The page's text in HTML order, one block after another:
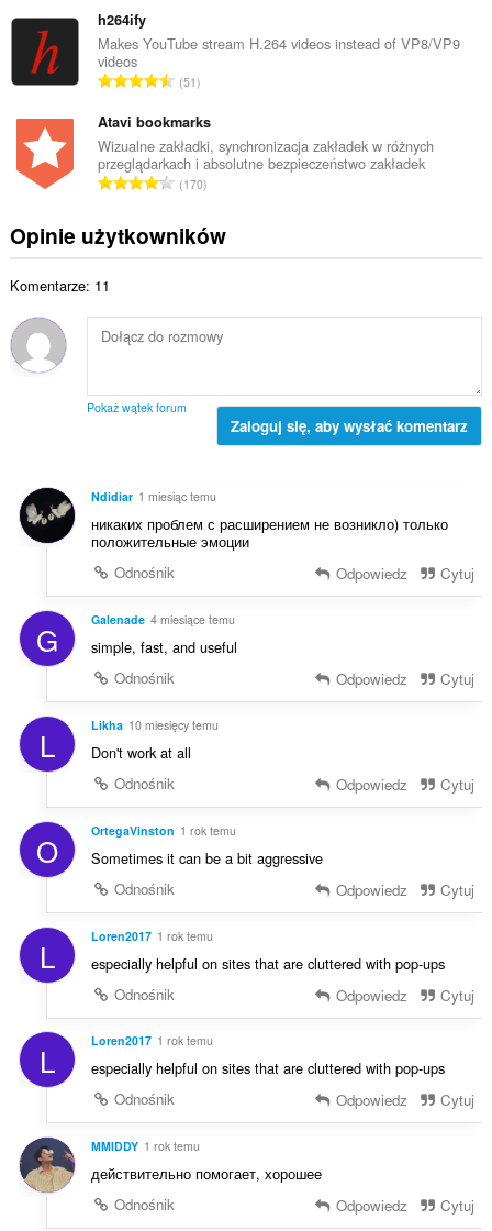
z
a
c
e
n
:
a
l
c
z
b
a
c
e
k
w
t
a
l
z
b
c
:
h264ify
Makes YouTube stream H.264 videos instead of VP8/VP9
videos
C
ł
k
o
w
t
a
c
z
o
:
51
Atavi bookmarks
Wizualne zakładki, synchronizacja zakładek w różnych
przeglądarkach i absolutne bezpieczeństwo zakładek
C
ł
k
i
t
i
a
o
c
e
n
:
170
Opinie użytkowników
Komentarze: 11
Pokaż wątek forum
Zaloguj się, aby wysłać komentarz
Ndidiar 1 miesiąc temu
никаких проблем с расширением не возникло) только
положительные эмоции
Odnośnik
Odpowiedz Cytuj
G Galenade 4 miesiące temu
simple, fast, and useful
Odnośnik
Odpowiedz Cytuj
L Likha 10 miesięcy temu
Don't work at all
Odnośnik
Odpowiedz Cytuj
O OrtegaVinston 1 rok temu
Sometimes it can be a bit aggressive
Odnośnik
Odpowiedz Cytuj
L Loren2017 1 rok temu
especially helpful on sites that are cluttered with pop-ups
Odnośnik
Odpowiedz Cytuj
L Loren2017 1 rok temu
especially helpful on sites that are cluttered with pop-ups
Odnośnik
Odpowiedz Cytuj
MMIDDY 1 rok temu
действительно помогает, хорошее
Odnośnik
Odpowiedz Cytuj